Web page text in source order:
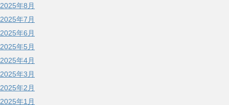
2025年8月
2025年7月
2025年6月
2025年5月
2025年4月
2025年3月
2025年2月
2025年1月